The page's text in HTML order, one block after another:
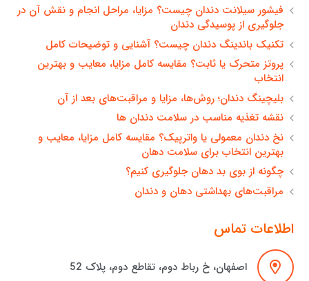
فیشور سیلانت دندان چیست؟ مزایا، مراحل انجام و نقش آن در
جلوگیری از پوسیدگی دندان
تکنیک باندینگ دندان چیست؟ آشنایی و توضیحات کامل
پروتز متحرک یا ثابت؟ مقایسه کامل مزایا، معایب و بهترین
انتخاب
بلیچینگ دندان؛ روش‌ها، مزایا و مراقبت‌های بعد از آن
نقشه تغذیه مناسب در سلامت دندان ها
نخ دندان معمولی یا واترپیک؟ مقایسه کامل مزایا، معایب و
بهترین انتخاب برای سلامت دهان
چگونه از بوی بد دهان جلوگیری کنیم؟
مراقبت‌های بهداشتی دهان و دندان
اطلاعات تماس
اصفهان، خ رباط دوم، تقاطع دوم، پلاک 52